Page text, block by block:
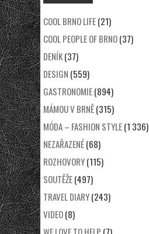
COOL BRNO LIFE(21)
COOL PEOPLE OF BRNO(37)
DENÍK(37)
DESIGN (559)
GASTRONOMIE(894)
MÁMOU V BRNĚ(315)
MÓDA – FASHION STYLE(1 336)
NEZAŘAZENÉ(68)
ROZHOVORY(115)
SOUTĚŽE(497)
TRAVEL DIARY(243)
VIDEO(8)